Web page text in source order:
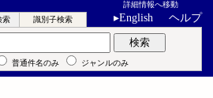
詳細情報へ移動
▸English ヘルプ
索 識別子検索
検索
普通件名のみ ジャンルのみ